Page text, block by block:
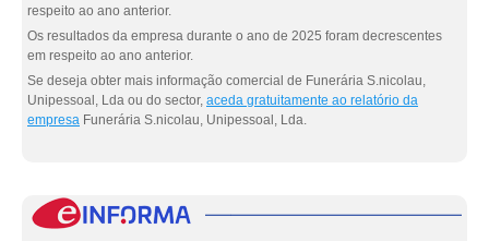
respeito ao ano anterior.
Os resultados da empresa durante o ano de 2025 foram decrescentes
em respeito ao ano anterior.
Se deseja obter mais informação comercial de Funerária S.nicolau,
Unipessoal, Lda ou do sector, aceda gratuitamente ao relatório da
empresa Funerária S.nicolau, Unipessoal, Lda.